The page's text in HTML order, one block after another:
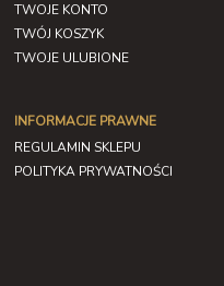
TWOJE KONTO
TWÓJ KOSZYK
TWOJE ULUBIONE
INFORMACJE PRAWNE
REGULAMIN SKLEPU
POLITYKA PRYWATNOŚCI